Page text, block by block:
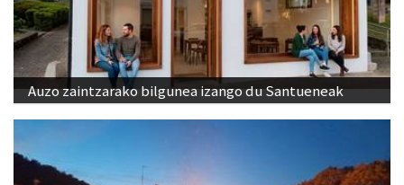
Auzo zaintzarako bilgunea izango du Santueneak